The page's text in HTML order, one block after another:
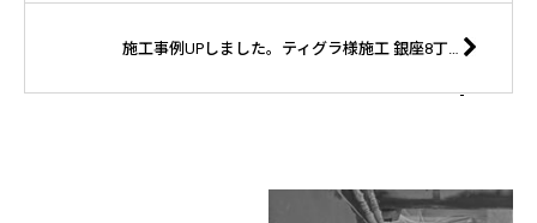
施工事例UPしました。ティグラ様施工 銀座8丁目JAPAN PREMIUM LOUNGE銀座様